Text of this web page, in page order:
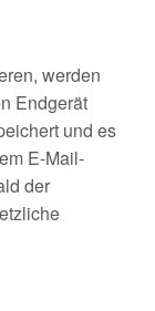
werden
Endgerät
und es
E-Mail-
der